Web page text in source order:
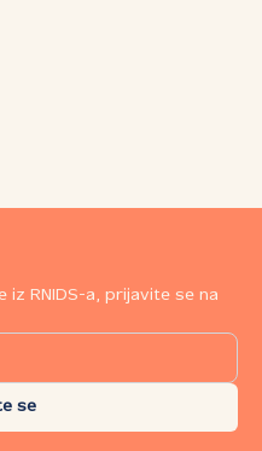
iz RNIDS-a, prijavite se na
se